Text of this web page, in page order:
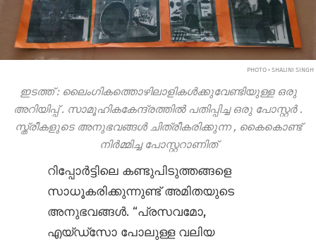
PHOTO • SHALINI SINGH
ഇടത്ത്: ലൈംഗികത്തൊഴിലാളികൾക്കുവേണ്ടിയുള്ള ഒരു
അറിയിപ്പ്. സാമൂഹികകേന്ദ്രത്തിൽ പതിപ്പിച്ച ഒരു പോസ്റ്റർ .
സ്ത്രീകളുടെ അനുഭവങ്ങൾചിത്രീകരിക്കുന്ന , കൈകൊണ്ട്
നിർമ്മിച്ച പോസ്റ്ററാണിത്
റിപ്പോർട്ടിലെ കണ്ടുപിടുത്തങ്ങളെ
സാധൂകരിക്കുന്നുണ്ട് അമിതയുടെ
അനുഭവങ്ങൾ. “പ്രസവമോ,
എയ്‌ഡ്‌സോ പോലുള്ള വലിയ